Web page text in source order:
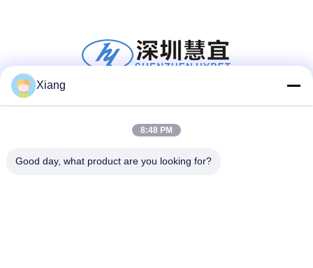
Xiang
8:48 PM
Good day, what product are you looking for?